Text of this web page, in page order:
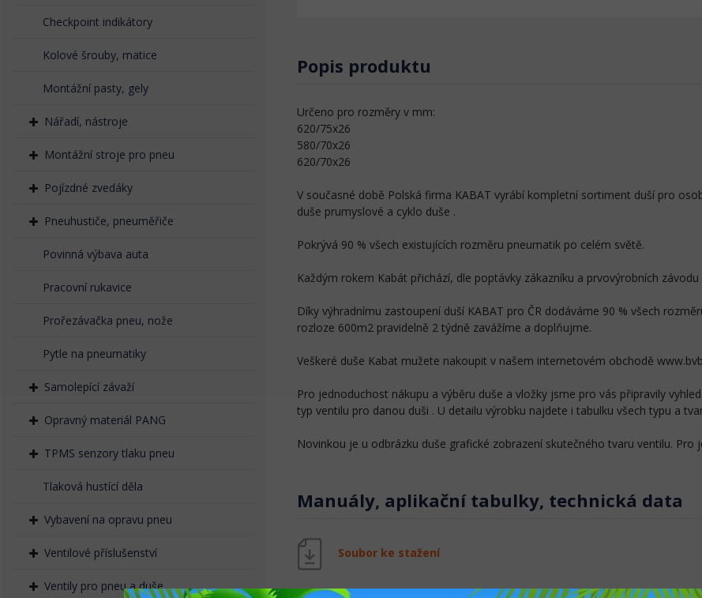
Checkpoint indikátory
Kolové šrouby, matice
Montážní pasty, gely
Nářadí, nástroje
Montážní stroje pro pneu
Pojízdné zvedáky
Pneuhustiče, pneuměřiče
Povinná výbava auta
Pracovní rukavice
Prořezávačka pneu, nože
Pytle na pneumatiky
Samolepící závaží
Opravný materiál PANG
TPMS senzory tlaku pneu
Tlaková hustící děla
Vybavení na opravu pneu
Ventilové příslušenství
Ventily pro pneu a duše
Popis produktu
Určeno pro rozměry v mm:
620/75x26
580/70x26
620/70x26
V současné době Polská firma KABAT vyrábí kompletní sortiment duší pro
duše prumyslové a cyklo duše .
Pokrývá 90 % všech existujících rozměru pneumatik po celém světě.
Každým rokem Kabát přichází, dle poptávky zákazníku a prvovýrobních
Díky výhradnímu zastoupení duší KABAT pro ČR dodáváme 90 % všech
rozloze 600m2 pravidelně 2 týdně zavážíme a doplňujme.
Veškeré duše Kabat mužete nakoupit v našem internetovém obchodě
Pro jednoduchost nákupu a výběru duše a vložky jsme pro vás připravily
typ ventilu pro danou duši . U detailu výrobku najdete i tabulku všech typu a
Novinkou je u odbrázku duše grafické zobrazení skutečného tvaru ventilu.
Manuály, aplikační tabulky, technická data
Soubor ke stažení